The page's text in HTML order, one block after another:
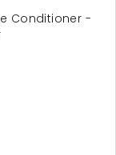
Conditioner -